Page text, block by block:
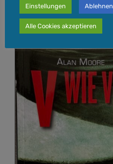
In den Warenkorb
Einstellungen Ablehnen
Alle Cookies akzeptieren